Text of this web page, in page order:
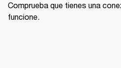
Comprueba que tienes una
funcione.